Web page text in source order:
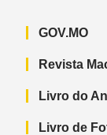
GOV.MO
Revista
Livro do
Livro de